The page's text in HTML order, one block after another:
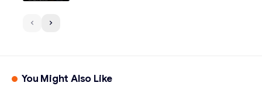
You Might Also Like